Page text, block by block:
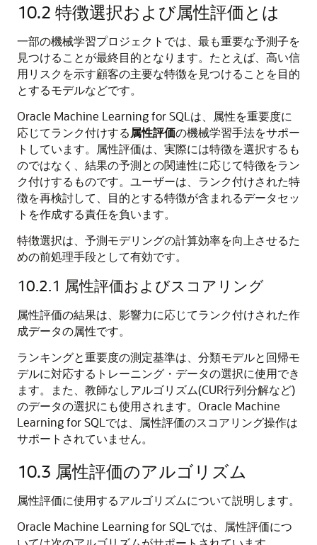
10.2 特徴選択および属性評価とは
一部の機械学習プロジェクトでは、最も重要な予測子を
見つけることが最終目的となります。たとえば、高い信
用リスクを示す顧客の主要な特徴を見つけることを目的
とするモデルなどです。
Oracle Machine Learning for SQL は、属性を重要度に
応じてランク付けする属性評価の機械学習手法をサポー
トしています。属性評価は、実際には特徴を選択するも
のではなく、結果の予測との関連性に応じて特徴をラン
ク付けするものです。ユーザーは、ランク付けされた特
徴を再検討して、目的とする特徴が含まれるデータセッ
トを作成する責任を負います。
特徴選択は、予測モデリングの計算効率を向上させるた
めの前処理手段として有効です。
10.2.1 属性評価およびスコアリング
属性評価の結果は、影響力に応じてランク付けされた作
成データの属性です。
ランキングと重要度の測定基準は、分類モデルと回帰モ
デルに対応するトレーニング・データの選択に使用でき
ます。また、教師なしアルゴリズム(CUR行列分解など)
のデータの選択にも使用されます。 Oracle Machine
Learning for SQL では、 属性評価のスコアリング操作は
サポートされていません。
10.3 属性評価のアルゴリズム
属性評価に使用するアルゴリズムについて説明します。
Oracle Machine Learning for SQL では、 属性評価につ